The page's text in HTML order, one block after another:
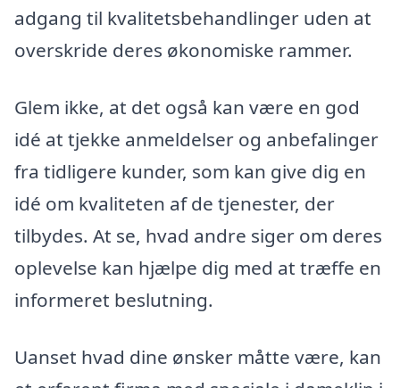
adgang til kvalitetsbehandlinger uden at
overskride deres økonomiske rammer.
Glem ikke, at det også kan være en god
idé at tjekke anmeldelser og anbefalinger
fra tidligere kunder, som kan give dig en
idé om kvaliteten af de tjenester, der
tilbydes. At se, hvad andre siger om deres
oplevelse kan hjælpe dig med at træffe en
informeret beslutning.
Uanset hvad dine ønsker måtte være, kan